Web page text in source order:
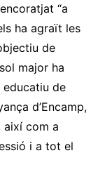
“a
ha agraït les
de
major ha
de
d’Encamp,
així com a
i a tot el